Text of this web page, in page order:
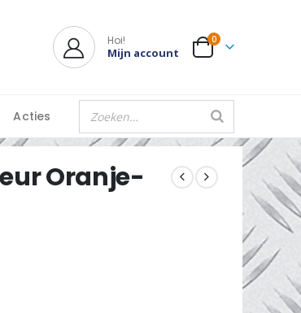
Hoi!
Mijn account
0
Acties
Oranje-